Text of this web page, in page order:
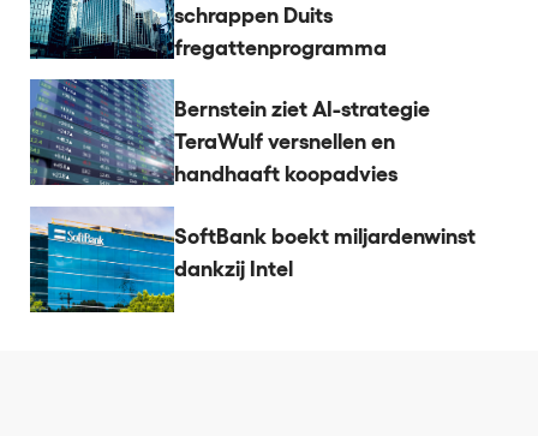
schrappen Duits
fregattenprogramma
Bernstein ziet AI-strategie
TeraWulf versnellen en
handhaaft koopadvies
SoftBank boekt miljardenwinst
dankzij Intel